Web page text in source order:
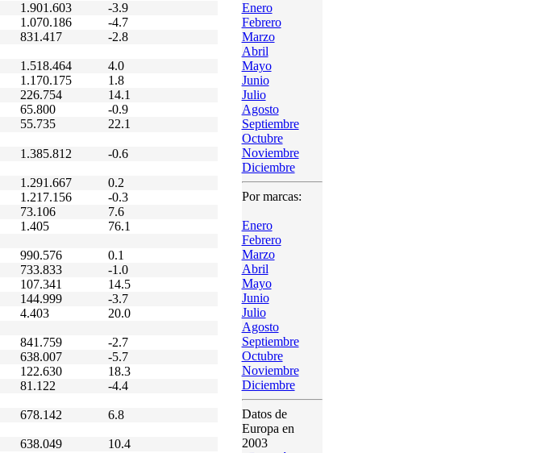
Enero
Febrero
Marzo
Abril
Mayo
Junio
Julio
Agosto
Septiembre
Octubre
Noviembre
Diciembre
Por marcas:
Enero
Febrero
Marzo
Abril
Mayo
Junio
Julio
Agosto
Septiembre
Octubre
Noviembre
Diciembre
Datos de
Europa en
2003
1.901.603
-3.9
1.070.186
-4.7
831.417 -2.8
1.518.464
4.0
1.170.175
1.8
226.754
14.1
65.800
-0.9
55.735 22.1
1.385.812 -0.6
1.291.667
0.2
1.217.156
-0.3
73.106
7.6
1.405 76.1
990.576
0.1
733.833
-1.0
107.341
14.5
144.999
-3.7
4.403 20.0
841.759
-2.7
638.007
-5.7
122.630
18.3
81.122 -4.4
678.142 6.8
638.049
10.4